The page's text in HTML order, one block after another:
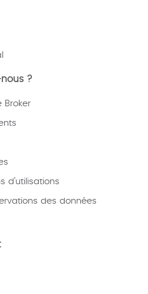
?
Broker
d’utilisations
des données